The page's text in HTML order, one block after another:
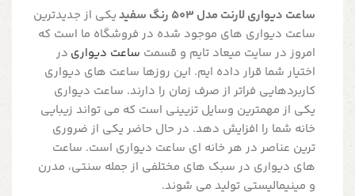
ساعت دیواری لارنت مدل 503 رنگ سفید
یکی از جدیدترین
ساعت دیواری های موجود شده در فروشگاه ما است که
امروز در سایت میعاد تایم و قسمت ساعت دیواری در
اختیار شما قرار داده ایم. این روزها ساعت های دیواری
کاربردهایی فراتر از صرف زمان را دارند. ساعت دیواری
یکی از مهمترین وسایل تزیینی است که می تواند زیبایی
خانه شما را افزایش دهد. در حال حاضر یکی از ضروری
ترین عناصر در هر خانه ای ساعت دیواری است. ساعت
های دیواری در سبک های مختلفی از جمله سنتی، مدرن
و مینیمالیستی تولید می شوند.